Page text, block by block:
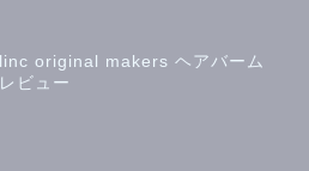
linc original makers ヘアバーム
レビュー